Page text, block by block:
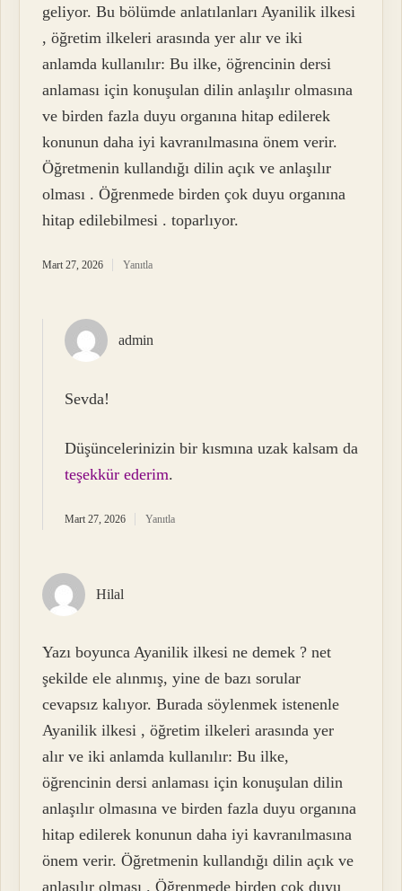
geliyor. Bu bölümde anlatılanları Ayanilik ilkesi
, öğretim ilkeleri arasında yer alır ve iki
anlamda kullanılır: Bu ilke, öğrencinin dersi
anlaması için konuşulan dilin anlaşılır olmasına
ve birden fazla duyu organına hitap edilerek
konunun daha iyi kavranılmasına önem verir.
Öğretmenin kullandığı dilin açık ve anlaşılır
olması . Öğrenmede birden çok duyu organına
hitap edilebilmesi . toparlıyor.
Mart 27, 2026 Yanıtla
admin
Sevda!
Düşüncelerinizin bir kısmına uzak kalsam da
teşekkür ederim.
Mart 27, 2026 Yanıtla
Hilal
Yazı boyunca Ayanilik ilkesi ne demek ? net
şekilde ele alınmış, yine de bazı sorular
cevapsız kalıyor. Burada söylenmek istenenle
Ayanilik ilkesi , öğretim ilkeleri arasında yer
alır ve iki anlamda kullanılır: Bu ilke,
öğrencinin dersi anlaması için konuşulan dilin
anlaşılır olmasına ve birden fazla duyu organına
hitap edilerek konunun daha iyi kavranılmasına
önem verir. Öğretmenin kullandığı dilin açık ve
anlaşılır olması . Öğrenmede birden çok duyu